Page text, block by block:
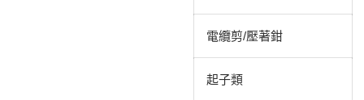
電纜剪/壓著鉗
起子類